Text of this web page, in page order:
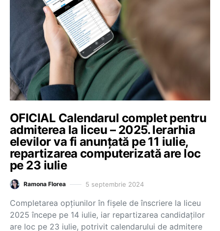
OFICIAL Calendarul complet pentru
admiterea la liceu – 2025. Ierarhia
elevilor va fi anunțată pe 11 iulie,
repartizarea computerizată are loc
pe 23 iulie
Ramona Florea 5 septembrie 2024
Completarea opțiunilor în fișele de înscriere la liceu
2025 începe pe 14 iulie, iar repartizarea candidaților
are loc pe 23 iulie, potrivit calendarului de admitere